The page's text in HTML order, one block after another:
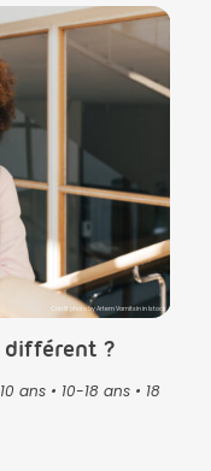
Crédit photo by Artem Varnitsin in Istock
différent ?
ans• 10-18 ans• 18